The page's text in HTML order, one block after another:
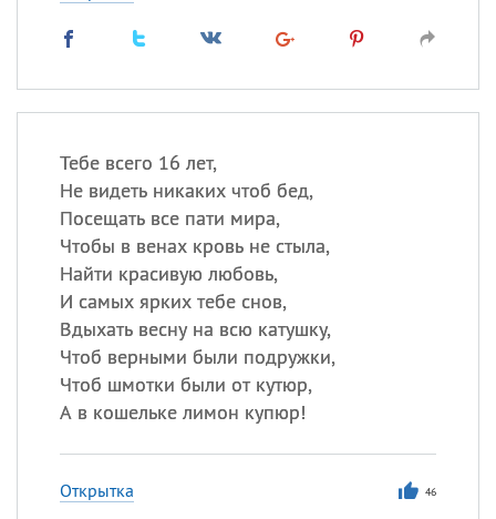
Тебе всего 16 лет,
Не видеть никаких чтоб бед,
Посещать все пати мира,
Чтобы в венах кровь не стыла,
Найти красивую любовь,
И самых ярких тебе снов,
Вдыхать весну на всю катушку,
Чтоб верными были подружки,
Чтоб шмотки были от кутюр,
А в кошельке лимон купюр!
Открытка 46